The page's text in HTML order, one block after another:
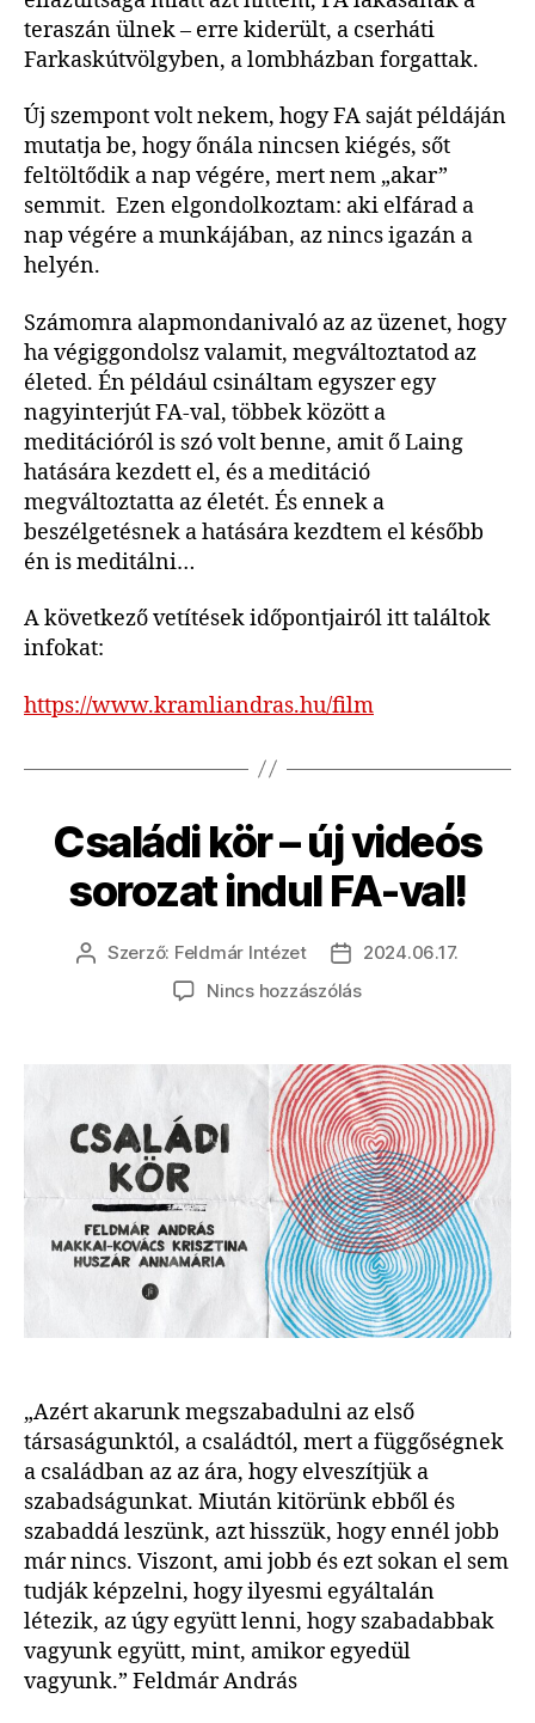
teraszán ülnek – erre kiderült, a cserháti
Farkaskútvölgyben, a lombházban forgattak.
Új szempont volt nekem, hogy FA saját példáján
mutatja be, hogy őnála nincsen kiégés, sőt
feltöltődik a nap végére, mert nem „akar”
semmit. Ezen elgondolkoztam: aki elfárad a
nap végére a munkájában, az nincs igazán a
helyén.
Számomra alapmondanivaló az az üzenet, hogy
ha végiggondolsz valamit, megváltoztatod az
életed. Én például csináltam egyszer egy
nagyinterjút FA-val, többek között a
meditációról is szó volt benne, amit ő Laing
hatására kezdett el, és a meditáció
megváltoztatta az életét. És ennek a
beszélgetésnek a hatására kezdtem el később
én is meditálni…
A következő vetítések időpontjairól itt találtok
infokat:
https://www.kramliandras.hu/film
Családi kör – új videós
sorozat indul FA-val!
Bejegyzés
Szerző: Feldmár Intézet
Bejegyzés
dátuma
2024.06.17.
Nincs hozzászólása(z)
–
új
videós
sorozat
indul
FA-
val!
bejegyzéshez
„Azért akarunk megszabadulni az első
társaságunktól, a családtól, mert a függőségnek
a családban az az ára, hogy elveszítjük a
szabadságunkat. Miután kitörünk ebből és
szabaddá leszünk, azt hisszük, hogy ennél jobb
már nincs. Viszont, ami jobb és ezt sokan el sem
tudják képzelni, hogy ilyesmi egyáltalán
létezik, az úgy együtt lenni, hogy szabadabbak
vagyunk együtt, mint, amikor egyedül
vagyunk.” Feldmár András